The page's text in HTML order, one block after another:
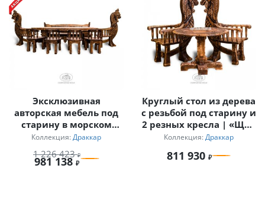
Эксклюзивная
авторская мебель под
старину в морском
стиле «Драккар»
Коллекция: Драккар
1 226 423
981 138
Круглый стол из дерева
с резьбой под старину и
2 резных кресла | «Щит
Викинга»
Коллекция: Драккар
811 930